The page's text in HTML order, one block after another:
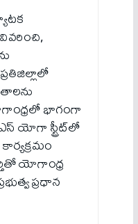
భాగంగా
యోగా స్ట్రీట్‌లో
యోగాంధ్ర
ప్ర‌ధాన